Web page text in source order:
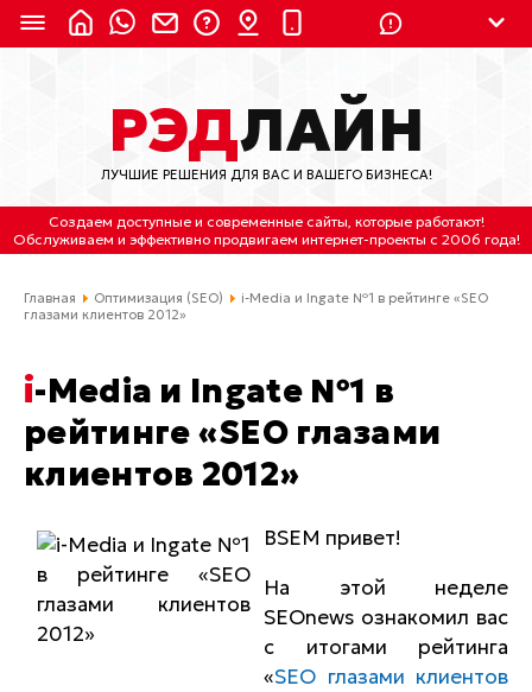
8 (800) 550-9899 (с 2:30 до 11:30 по
Мск)
Бесплатно по России
(4212) 658-653
(4212) 637-673
Отдельный вход \ Левый торец здания
Пн-пт. с 9:30 до 18:30 (по Хбк)
info@lred.ru
Все контакты
РЭДЛАЙН
ЛУЧШИЕ РЕШЕНИЯ ДЛЯ ВАС И ВАШЕГО БИЗНЕСА!
Создаем доступные и современные сайты, которые работают!
Обслуживаем и эффективно продвигаем интернет-проекты с 2006 года!
Главная Оптимизация (SEO)
i-Media и Ingate №1 в рейтинге «SEO
глазами клиентов 2012»
i-Media и Ingate №1 в
рейтинге «SEO глазами
клиентов 2012»
BSEM привет!
На этой неделе
SEOnews ознакомил вас
с итогами рейтинга
«SEO глазами клиентов